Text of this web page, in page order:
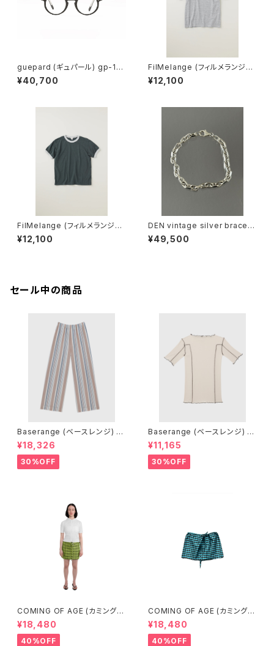
guepard (ギュパール) gp-11
noir cristal (clear lens) メガ
ネ
¥40,700
FilMelange (フィルメランジェ)
EMMA / エマ VINTAGE TENJ
IKU (champione melange)
¥12,100
FilMelange (フィルメランジェ)
EMMA / エマ VINTAGE TENJ
IKU (charcoal khaki)
¥12,100
DEN vintage silver bracele
t
¥49,500
セール中の商品
Baserange (ベースレンジ) C
LAUDE PANTS (MARTINIQ
UE BRICK)
¥18,326
30%OFF
Baserange (ベースレンジ) O
MATO 3/4 TEE SHIRT (DYL
AN BEIGE)
¥11,165
30%OFF
COMING OF AGE (カミングオ
ブエイジ) DRAWSTRING MIN
I SKIRT (GINGHAM LIME/BL
ACK）
¥18,480
40%OFF
COMING OF AGE (カミングオ
ブエイジ) DRAWSTRING MIN
I SKIRT（GINGHAM TURQU
OISE/BROWN）
¥18,480
40%OFF